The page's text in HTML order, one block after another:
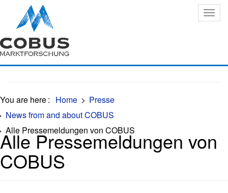
Oops, an error occurred! Code: 20260807061601045b4529
You are here: Home > Presse
News from and about COBUS
Alle Pressemeldungen von COBUS
Alle Pressemeldungen von
COBUS